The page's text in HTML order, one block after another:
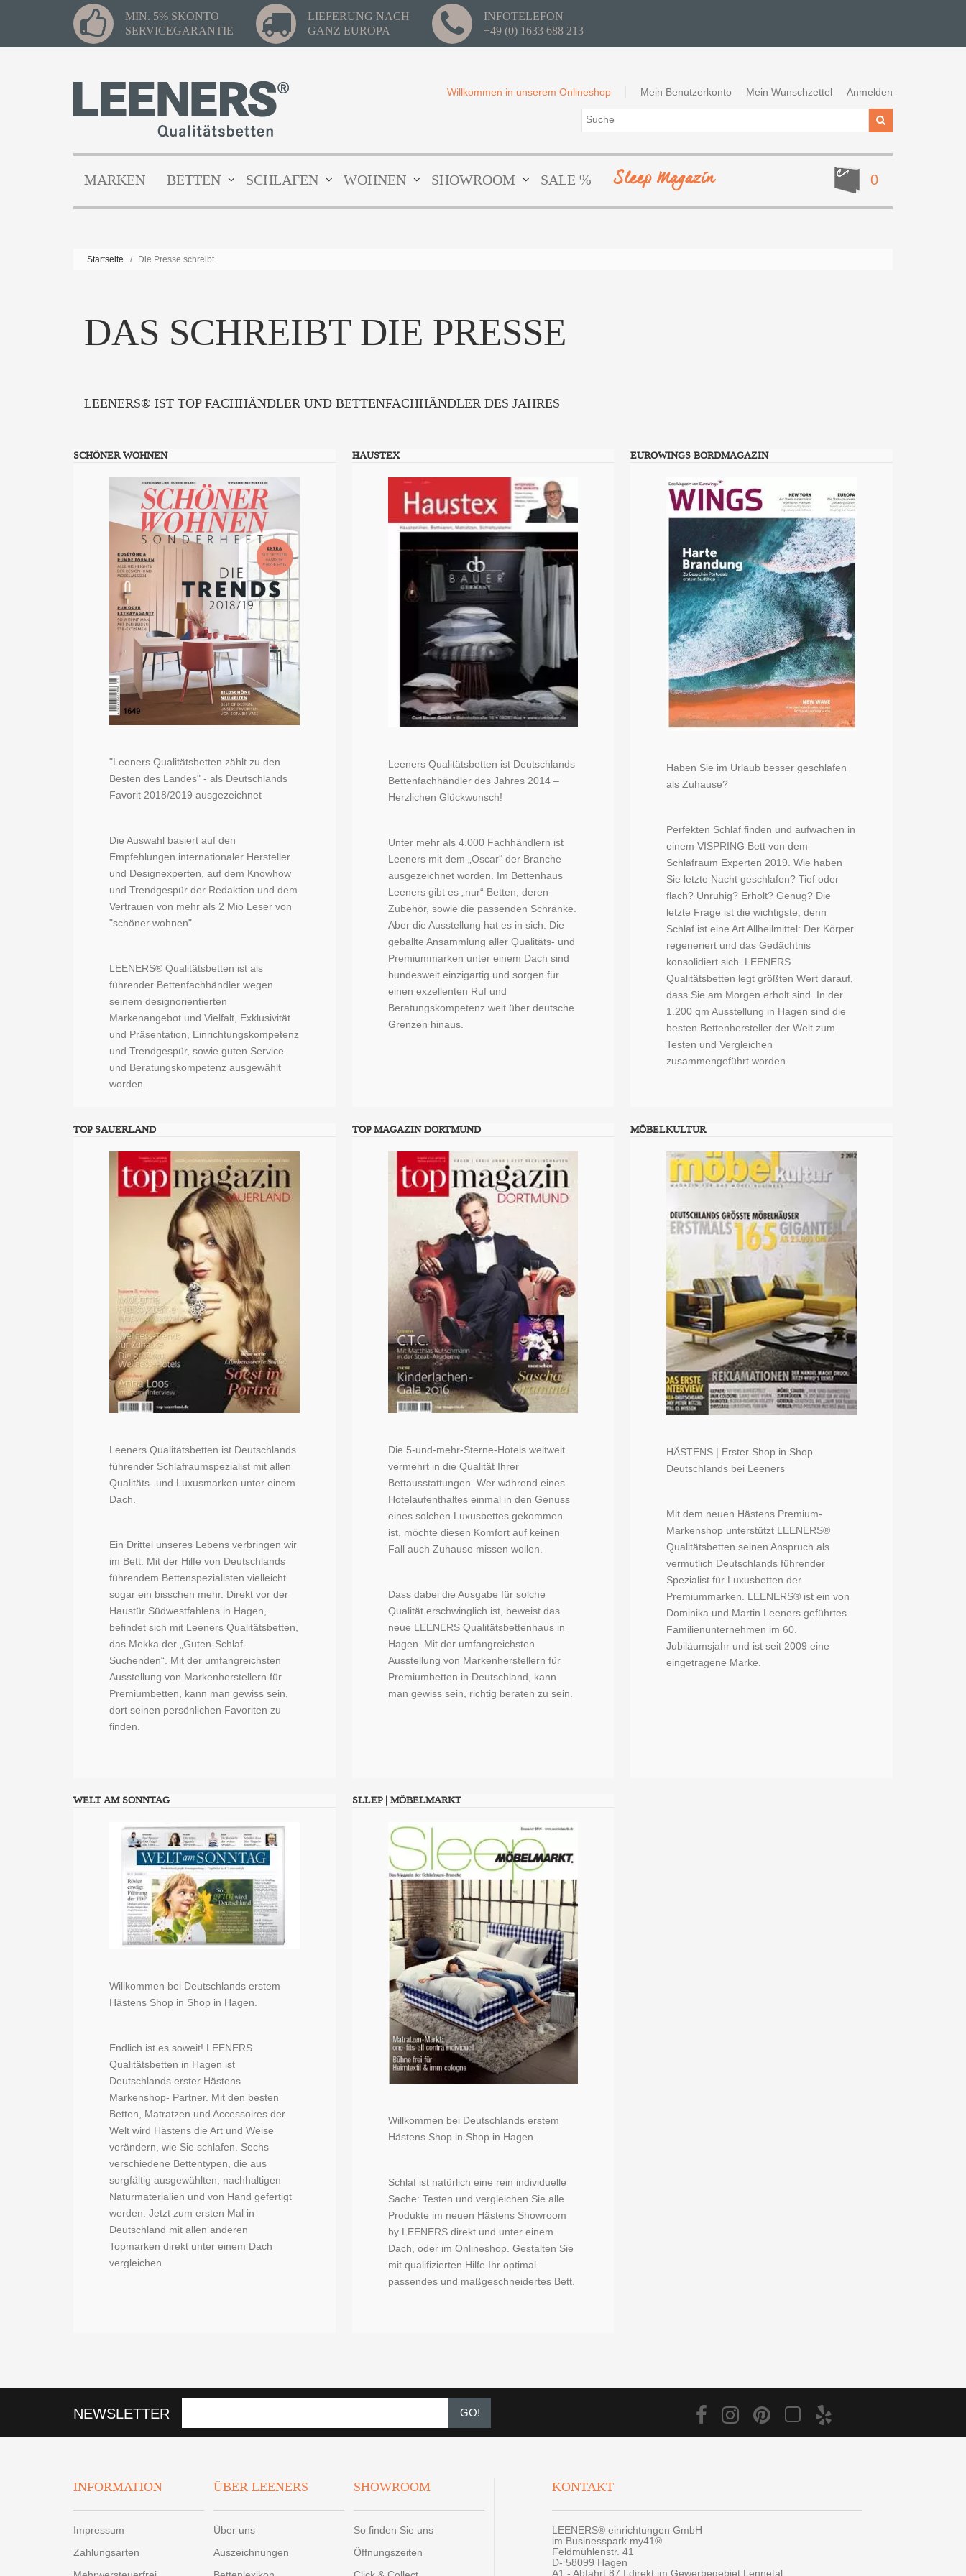
MIN. 5% SKONTO
SERVICEGARANTIE
LIEFERUNG NACH
GANZ EUROPA
INFOTELEFON
+49 (0) 1633 688 213
Mein Benutzerkonto Mein Wunschzettel Anmelden
Willkommen in unserem Onlineshop
0
MARKEN BETTEN SCHLAFEN WOHNEN SHOWROOM SALE % Sleep Magazin
Startseite / Die Presse schreibt
DAS SCHREIBT DIE PRESSE
LEENERS® IST TOP FACHHÄNDLER UND BETTENFACHHÄNDLER DES JAHRES
SCHÖNER WOHNEN
"Leeners Qualitätsbetten zählt zu den
Besten des Landes" - als Deutschlands
Favorit 2018/2019 ausgezeichnet
Die Auswahl basiert auf den
Empfehlungen internationaler Hersteller
und Designexperten, auf dem Knowhow
und Trendgespür der Redaktion und dem
Vertrauen von mehr als 2 Mio Leser von
"schöner wohnen".
LEENERS® Qualitätsbetten ist als
führender Bettenfachhändler wegen
seinem designorientierten
Markenangebot und Vielfalt, Exklusivität
und Präsentation, Einrichtungskompetenz
und Trendgespür, sowie guten Service
und Beratungskompetenz ausgewählt
worden.
HAUSTEX
Leeners Qualitätsbetten ist Deutschlands
Bettenfachhändler des Jahres 2014 –
Herzlichen Glückwunsch!
Unter mehr als 4.000 Fachhändlern ist
Leeners mit dem „Oscar“ der Branche
ausgezeichnet worden. Im Bettenhaus
Leeners gibt es „nur“ Betten, deren
Zubehör, sowie die passenden Schränke.
Aber die Ausstellung hat es in sich. Die
geballte Ansammlung aller Qualitäts- und
Premiummarken unter einem Dach sind
bundesweit einzigartig und sorgen für
einen exzellenten Ruf und
Beratungskompetenz weit über deutsche
Grenzen hinaus.
EUROWINGS BORDMAGAZIN
Haben Sie im Urlaub besser geschlafen
als Zuhause?
Perfekten Schlaf finden und aufwachen in
einem VISPRING Bett von dem
Schlafraum Experten 2019. Wie haben
Sie letzte Nacht geschlafen? Tief oder
flach? Unruhig? Erholt? Genug? Die
letzte Frage ist die wichtigste, denn
Schlaf ist eine Art Allheilmittel: Der Körper
regeneriert und das Gedächtnis
konsolidiert sich. LEENERS
Qualitätsbetten legt größten Wert darauf,
dass Sie am Morgen erholt sind. In der
1.200 qm Ausstellung in Hagen sind die
besten Bettenhersteller der Welt zum
Testen und Vergleichen
zusammengeführt worden.
TOP SAUERLAND
Leeners Qualitätsbetten ist Deutschlands
führender Schlafraumspezialist mit allen
Qualitäts- und Luxusmarken unter einem
Dach.
Ein Drittel unseres Lebens verbringen wir
im Bett. Mit der Hilfe von Deutschlands
führendem Bettenspezialisten vielleicht
sogar ein bisschen mehr. Direkt vor der
Haustür Südwestfahlens in Hagen,
befindet sich mit Leeners Qualitätsbetten,
das Mekka der „Guten-Schlaf-
Suchenden“. Mit der umfangreichsten
Ausstellung von Markenherstellern für
Premiumbetten, kann man gewiss sein,
dort seinen persönlichen Favoriten zu
finden.
TOP MAGAZIN DORTMUND
Die 5-und-mehr-Sterne-Hotels weltweit
vermehrt in die Qualität Ihrer
Bettausstattungen. Wer während eines
Hotelaufenthaltes einmal in den Genuss
eines solchen Luxusbettes gekommen
ist, möchte diesen Komfort auf keinen
Fall auch Zuhause missen wollen.
Dass dabei die Ausgabe für solche
Qualität erschwinglich ist, beweist das
neue LEENERS Qualitätsbettenhaus in
Hagen. Mit der umfangreichsten
Ausstellung von Markenherstellern für
Premiumbetten in Deutschland, kann
man gewiss sein, richtig beraten zu sein.
MÖBELKULTUR
HÄSTENS | Erster Shop in Shop
Deutschlands bei Leeners
Mit dem neuen Hästens Premium-
Markenshop unterstützt LEENERS®
Qualitätsbetten seinen Anspruch als
vermutlich Deutschlands führender
Spezialist für Luxusbetten der
Premiummarken. LEENERS® ist ein von
Dominika und Martin Leeners geführtes
Familienunternehmen im 60.
Jubiläumsjahr und ist seit 2009 eine
eingetragene Marke.
WELT AM SONNTAG
Willkommen bei Deutschlands erstem
Hästens Shop in Shop in Hagen.
Endlich ist es soweit! LEENERS
Qualitätsbetten in Hagen ist
Deutschlands erster Hästens
Markenshop- Partner. Mit den besten
Betten, Matratzen und Accessoires der
Welt wird Hästens die Art und Weise
verändern, wie Sie schlafen. Sechs
verschiedene Bettentypen, die aus
sorgfältig ausgewählten, nachhaltigen
Naturmaterialien und von Hand gefertigt
werden. Jetzt zum ersten Mal in
Deutschland mit allen anderen
Topmarken direkt unter einem Dach
vergleichen.
SLLEP | MÖBELMARKT
Willkommen bei Deutschlands erstem
Hästens Shop in Shop in Hagen.
Schlaf ist natürlich eine rein individuelle
Sache: Testen und vergleichen Sie alle
Produkte im neuen Hästens Showroom
by LEENERS direkt und unter einem
Dach, oder im Onlineshop. Gestalten Sie
mit qualifizierten Hilfe Ihr optimal
passendes und maßgeschneidertes Bett.
NEWSLETTER GO!
INFORMATION
Impressum
Zahlungsarten
ÜBER LEENERS
Über uns
Auszeichnungen
SHOWROOM
So finden Sie uns
Öffnungszeiten
KONTAKT
LEENERS® einrichtungen GmbH
im Businesspark my41®
Feldmühlenstr. 41
D- 58099 Hagen
A1 - Abfahrt 87 | direkt im Gewerbegebiet Lennetal